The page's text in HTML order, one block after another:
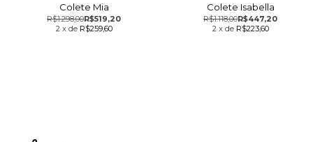
Colete Mia
R$519,20
R$1.298,00
2 x de R$259,60
Colete Isabella
R$447,20
R$1.118,00
2 x de R$223,60